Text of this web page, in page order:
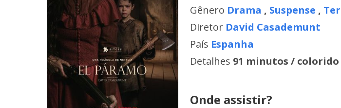
Gênero Drama , Suspense ,
Diretor David Casademunt
País Espanha
Detalhes 91 minutos / colorido
Onde assistir?